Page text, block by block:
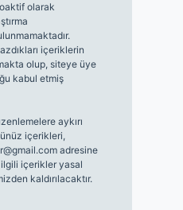
olarak
içeriklerin
olup, siteye üye
kabul etmiş
aykırı
içerikleri,
adresine
içerikler yasal
kaldırılacaktır.